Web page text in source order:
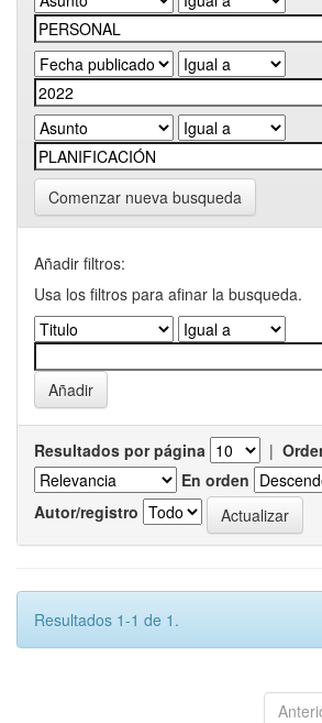
Comenzar nueva busqueda
Añadir filtros:
Usa los filtros para afinar la busqueda.
Resultados por página |
En orden
Autor/registro
Resultados 1-1 de 1.